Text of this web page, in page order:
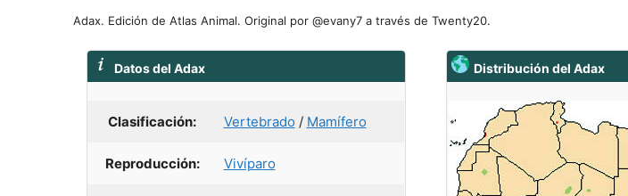
Adax. Edición de Atlas Animal. Original por @evany7 a través de Twenty20.
Datos del Adax
Clasificación: Vertebrado / Mamífero
Reproducción: Vivíparo
Distribución del Adax